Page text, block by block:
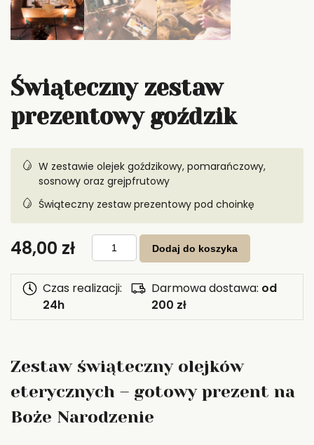
Świąteczny zestaw
prezentowy goździk
W zestawie olejek goździkowy, pomarańczowy,
sosnowy oraz grejpfrutowy
Świąteczny zestaw prezentowy pod choinkę
48,00 zł ilość
Świąteczny
zestaw
prezentowy
goździk
Dodaj do koszyka
Czas realizacji:
24h
Darmowa dostawa: od
200 zł
Zestaw świąteczny olejków
eterycznych – gotowy prezent na
Boże Narodzenie